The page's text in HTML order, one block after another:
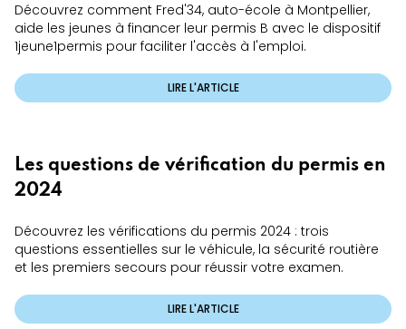
Découvrez comment Fred'34, auto-école à Montpellier,
aide les jeunes à financer leur permis B avec le dispositif
1jeune1permis pour faciliter l'accès à l'emploi.
LIRE L'ARTICLE
Les questions de vérification du permis en
2024
Découvrez les vérifications du permis 2024 : trois
questions essentielles sur le véhicule, la sécurité routière
et les premiers secours pour réussir votre examen.
LIRE L'ARTICLE